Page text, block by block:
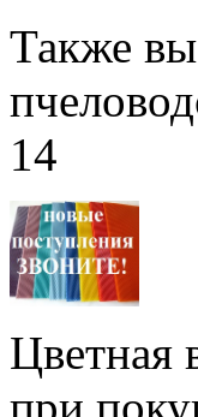
Также вы
14
Цветная